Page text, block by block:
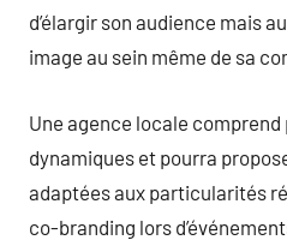
d’élargir son audience mais
image au sein même de sa
Une agence locale
dynamiques et pourra
adaptées aux particularités
co-branding lors